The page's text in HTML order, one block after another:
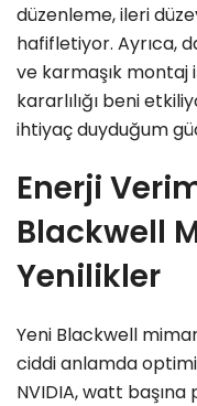
düzenleme, ileri
hafifletiyor. Ayrıca,
ve karmaşık montaj
kararlılığı beni
ihtiyaç duyduğum
Enerji
Blackwell
Yenilikler
Yeni Blackwell
ciddi anlamda
NVIDIA, watt